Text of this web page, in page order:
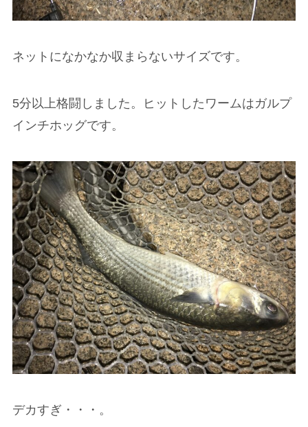
ネットになかなか収まらないサイズです。
5分以上格闘しました。ヒットしたワームはガルプ
インチホッグです。
デカすぎ・・・。